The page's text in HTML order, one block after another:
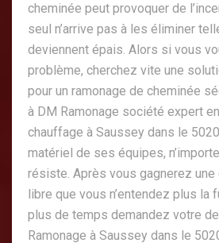
cheminée peut provoquer de
seul n’arrive pas à les éliminer
deviennent épais. Alors si vous
problème, cherchez vite une
pour un ramonage de cheminée
à DM Ramonage société expert
chauffage à Saussey dans le
matériel de ses équipes,
résiste. Après vous gagnerez une
libre que vous n’entendez plus la
plus de temps demandez votre
Ramonage à Saussey dans le